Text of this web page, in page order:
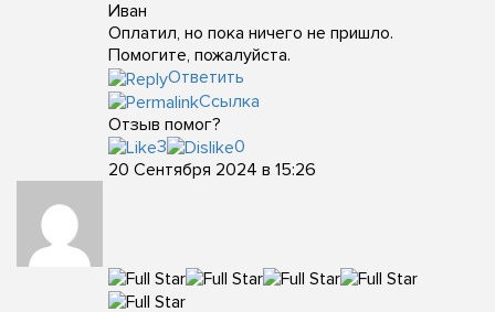
Иван
Оплатил, но пока ничего не пришло.
Помогите, пожалуйста.
Ответить
Ссылка
Отзыв помог?
3
0
20 Сентября 2024 в 15:26